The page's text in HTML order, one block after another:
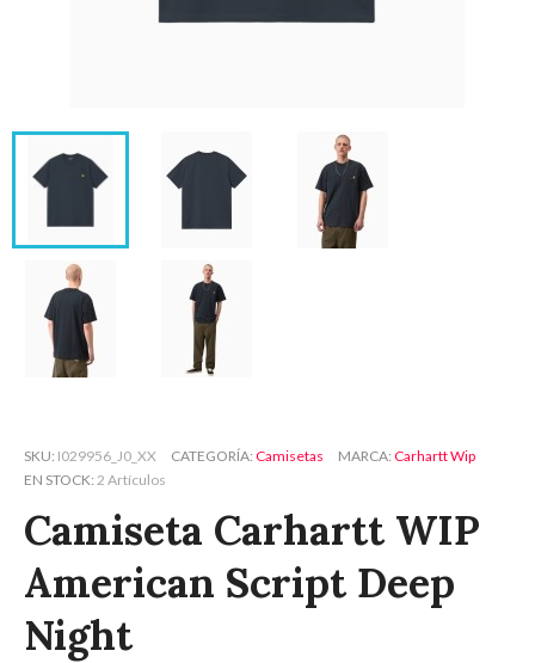
SKU I029956_J0_XX CATEGORÍA Camisetas MARCA Carhartt Wip
EN STOCK 2 Artículos
Camiseta Carhartt WIP
American Script Deep
Night